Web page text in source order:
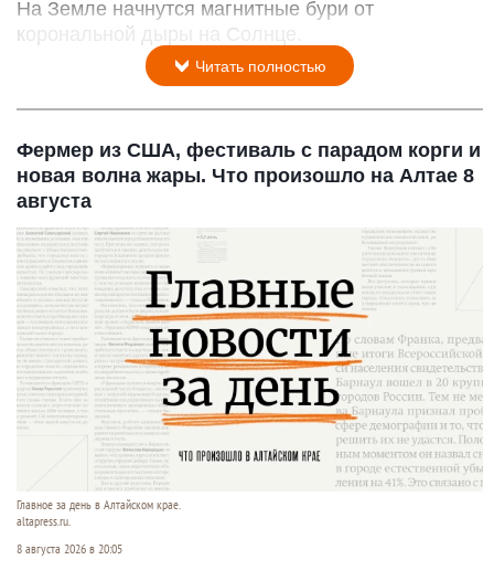
На Земле начнутся магнитные бури от
корональной дыры на Солнце.
Читать полностью
Фермер из США, фестиваль с парадом корги и
новая волна жары. Что произошло на Алтае 8
августа
Главное за день в Алтайском крае.
altapress.ru.
8 августа 2026 в 20:05